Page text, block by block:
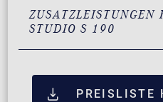
STUDIO S 190
PREISLISTE